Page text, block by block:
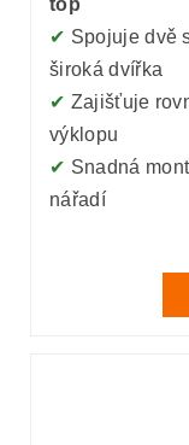
✔ Spojuje dvě
široká dvířka
✔ Zajišťuje
výklopu
✔ Snadná
nářadí